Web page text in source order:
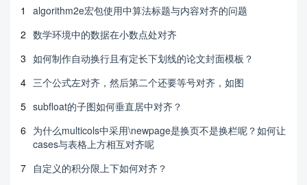
1
algorithm2e宏包使用中算法标题与内容对齐的问题
2 数学环境中的数据在小数点处对齐
3 如何制作自动换行且有定长下划线的论文封面模板？
4 三个公式左对齐，然后第二个还要等号对齐，如图
5 subfloat的子图如何垂直居中对齐？
6 为什么multicols中采用\newpage是换页不是换栏呢？如何让
cases与表格上方相互对齐呢
7 自定义的积分限上下如何对齐？